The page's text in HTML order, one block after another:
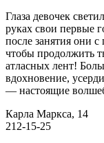
Глаза девочек
руках свои первые
после занятия они
чтобы продолжить
атласных лент!
вдохновение,
— настоящие
Карла Маркса, 14
212-15-25